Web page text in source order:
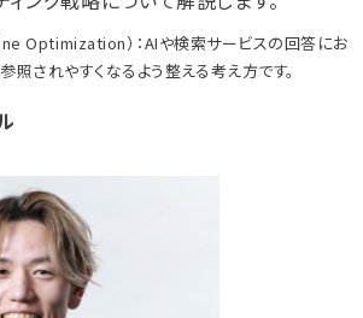
Optimization）：AIや検索サービスの回答にお
照されやすくなるよう整える考え方です。